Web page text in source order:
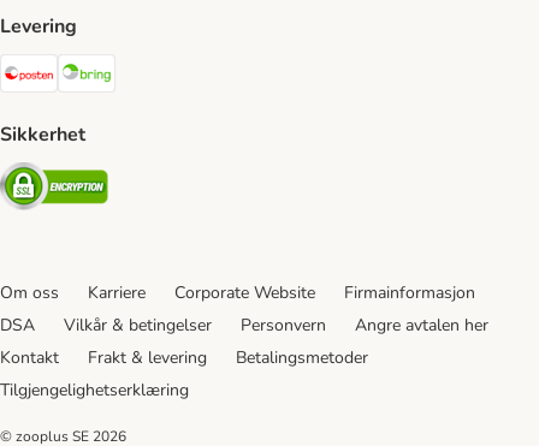
Levering
Posten Shipping Method
Sikkerhet
Security
Om oss Karriere Corporate Website
Firmainformasjon
DSA
Vilkår & betingelser Personvern
Angre avtalen her
Kontakt
Frakt & levering
Betalingsmetoder
Tilgjengelighetserklæring
© zooplus SE 2026